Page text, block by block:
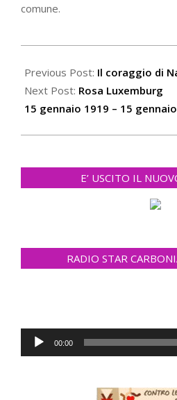
comune.
01-
18
Previous Post: Il coraggio di
Next Post: Rosa Luxemburg
15 gennaio 1919 – 15
E’ USCITO IL
RADIO STAR
Audio
Player
00:00